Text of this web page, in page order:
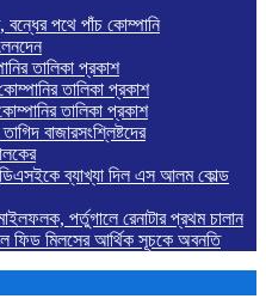
বন্ধের পথে পাঁচ কোম্পানি
তালিকা প্রকাশ
তালিকা প্রকাশ
তালিকা প্রকাশ
বাজারসংশ্লিষ্টদের
ডিএসইকে ব্যাখ্যা দিল এস আলম কোল্ড
পর্তুগালে রেনাটার প্রথম চালান
ফিড মিলসের আর্থিক সূচকে অবনতি